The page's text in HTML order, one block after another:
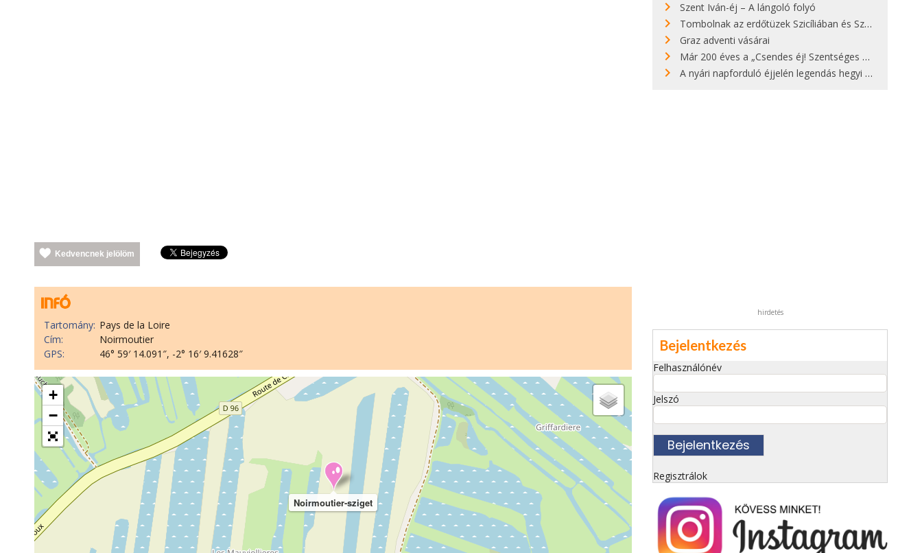
Kedvencnek jelölöm
Tartomány: Pays de la Loire
Cím:
Noirmoutier
GPS:
46° 59′ 14.091″, -2° 16′ 9.41628″
Noirmoutier-sziget
+
−
Szent Iván-éj – A lángoló folyó
Tombolnak az erdőtüzek Szicíliában és Szardínián
Graz adventi vásárai
Már 200 éves a „Csendes éj! Szentséges éj!”
A nyári napforduló éjjelén legendás hegyi tüzek világítják meg Zugspitzét
hirdetés
Bejelentkezés
Felhasználónév
Jelszó
Regisztrálok